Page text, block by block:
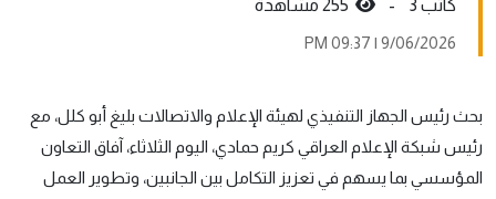
كاتب 3 -
9/06/2026 | 09:37 PM
بحث رئيس الجهاز التنفيذي لهيئة الإعلام والاتصالات بليغ أبو كلل، مع
رئيس شبكة الإعلام العراقي كريم حمادي، اليوم الثلاثاء، آفاق التعاون
المؤسسي بما يسهم في تعزيز التكامل بين الجانبين، وتطوير العمل